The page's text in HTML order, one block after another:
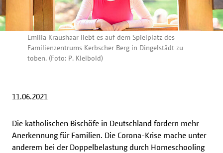
Emilia Kraushaar liebt es auf dem Spielplatz des
Familienzentrums Kerbscher Berg in Dingelstädt zu
toben. (Foto: P. Kleibold)
11.06.2021
Die katholischen Bischöfe in Deutschland fordern mehr
Anerkennung für Familien. Die Corona-Krise mache unter
anderem bei der Doppelbelastung durch Homeschooling